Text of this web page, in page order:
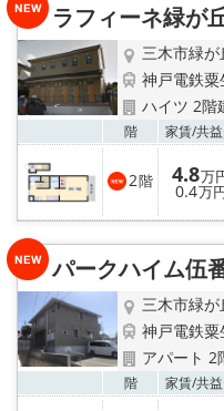
ラフィーネ緑が
三木市緑が
神戸電鉄
ハイツ 2階
階 家賃/共
2階 4.8万
0.4万
パークハイム伍
三木市緑が
神戸電鉄
アパート 2
階 家賃/共